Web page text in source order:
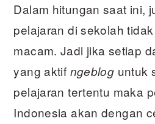
Dalam hitungan saat ini,
pelajaran di sekolah
macam. Jadi jika setiap
yang aktif ngeblog untuk
pelajaran tertentu maka
Indonesia akan dengan